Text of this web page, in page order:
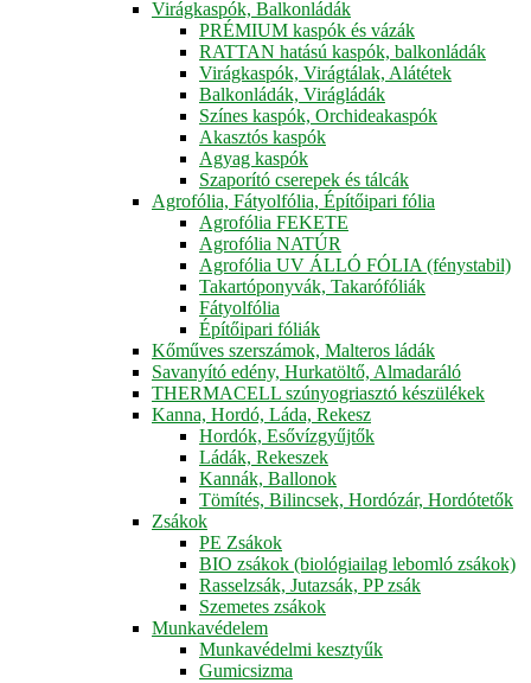
Virágkaspók, Balkonládák
PRÉMIUM kaspók és vázák
RATTAN hatású kaspók, balkonládák
Virágkaspók, Virágtálak, Alátétek
Balkonládák, Virágládák
Színes kaspók, Orchideakaspók
Akasztós kaspók
Agyag kaspók
Szaporító cserepek és tálcák
Agrofólia, Fátyolfólia, Építőipari fólia
Agrofólia FEKETE
Agrofólia NATÚR
Agrofólia UV ÁLLÓ FÓLIA (fénystabil)
Takartóponyvák, Takarófóliák
Fátyolfólia
Építőipari fóliák
Kőműves szerszámok, Malteros ládák
Savanyító edény, Hurkatöltő, Almadaráló
THERMACELL szúnyogriasztó készülékek
Kanna, Hordó, Láda, Rekesz
Hordók, Esővízgyűjtők
Ládák, Rekeszek
Kannák, Ballonok
Tömítés, Bilincsek, Hordózár, Hordótetők
Zsákok
PE Zsákok
BIO zsákok (biológiailag lebomló zsákok)
Rasselzsák, Jutazsák, PP zsák
Szemetes zsákok
Munkavédelem
Munkavédelmi kesztyűk
Gumicsizma